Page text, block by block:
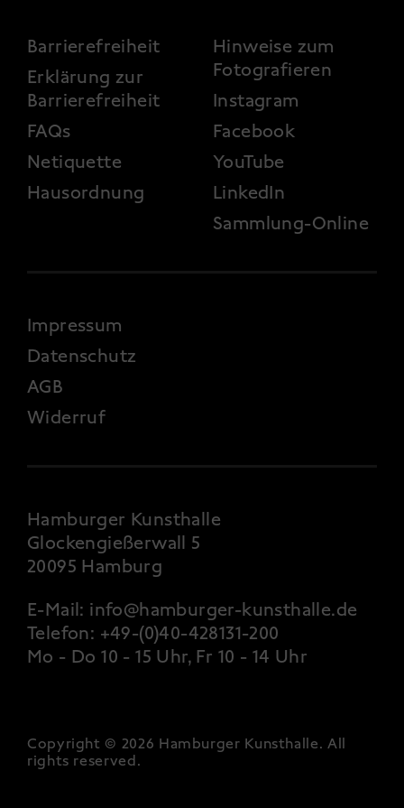
FOOTER 3
Barrierefreiheit
Erklärung zur
Barrierefreiheit
FAQs
Netiquette
Hausordnung
Hinweise zum
Fotografieren
Instagram
Facebook
YouTube
LinkedIn
Sammlung-Online
FOOTER 4
Impressum
Datenschutz
AGB
Widerruf
Hamburger Kunsthalle
Glockengießerwall 5
20095 Hamburg
E-Mail: info@hamburger-kunsthalle.de
Telefon: +49-(0)40-428131-200
Mo - Do 10 - 15 Uhr, Fr 10 - 14 Uhr
Copyright © 2026 Hamburger Kunsthalle. All
rights reserved.